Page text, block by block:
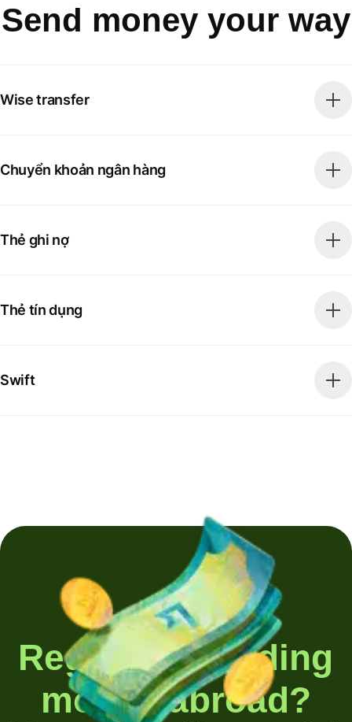
Send money your way
Wise transfer
Chuyển khoản ngân hàng
Thẻ ghi nợ
Thẻ tín dụng
Swift
Regularly sending
money abroad?